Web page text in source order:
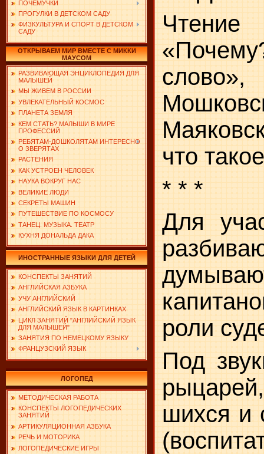
ПОЧЕМУЧКИ
ПРОГУЛКИ В ДЕТСКОМ САДУ
ФИЗКУЛЬТУРА И СПОРТ В ДЕТСКОМ
САДУ
ОТКРЫВАЕМ МИР ВМЕСТЕ С МИККИ
МАУСОМ
РАЗВИВАЮЩАЯ ЭНЦИКЛОПЕДИЯ ДЛЯ
МАЛЫШЕЙ
МЫ ЖИВЕМ В РОССИИ
УВЛЕКАТЕЛЬНЫЙ КОСМОС
ПЛАНЕТА ЗЕМЛЯ
КЕМ СТАТЬ? МАЛЫШИ В МИРЕ
ПРОФЕССИЙ
РЕБЯТАМ-ДОШКОЛЯТАМ ИНТЕРЕСНО
О ЗВЕРЯТАХ
РАСТЕНИЯ
КАК УСТРОЕН ЧЕЛОВЕК
НАУКА ВОКРУГ НАС
ВЕЛИКИЕ ЛЮДИ
СЕКРЕТЫ МАШИН
ПУТЕШЕСТВИЕ ПО КОСМОСУ
ТАНЕЦ. МУЗЫКА. ТЕАТР
КУХНЯ ДОНАЛЬДА ДАКА
ИНОСТРАННЫЕ ЯЗЫКИ ДЛЯ ДЕТЕЙ
КОНСПЕКТЫ ЗАНЯТИЙ
АНГЛИЙСКАЯ АЗБУКА
УЧУ АНГЛИЙСКИЙ
АНГЛИЙСКИЙ ЯЗЫК В КАРТИНКАХ
ЦИКЛ ЗАНЯТИЙ "АНГЛИЙСКИЙ ЯЗЫК
ДЛЯ МАЛЫШЕЙ"
ЗАНЯТИЯ ПО НЕМЕЦКОМУ ЯЗЫКУ
ФРАНЦУЗСКИЙ ЯЗЫК
ЛОГОПЕД
МЕТОДИЧЕСКАЯ РАБОТА
КОНСПЕКТЫ ЛОГОПЕДИЧЕСКИХ
ЗАНЯТИЙ
АРТИКУЛЯЦИОННАЯ АЗБУКА
РЕЧЬ И МОТОРИКА
ЛОГОПЕДИЧЕСКИЕ ИГРЫ
Чтение
что
* * *
Для
роли
Под
шихся и